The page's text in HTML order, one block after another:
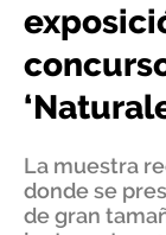
La muestra
donde se
de gran